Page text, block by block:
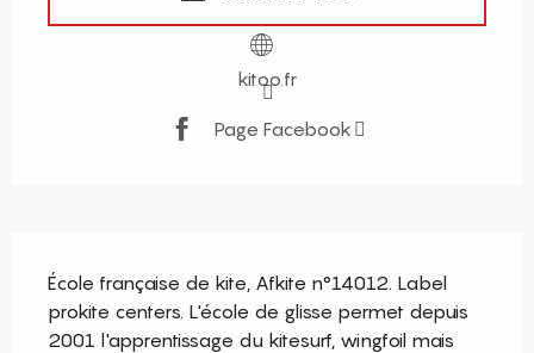
kitoo.fr
Page Facebook
École française de kite, Afkite n°14012. Label
prokite centers. L'école de glisse permet depuis
2001 l'apprentissage du kitesurf, wingfoil mais